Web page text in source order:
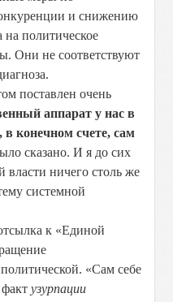
и снижению
на политическое
Они не соответствуют
поставлен очень
аппарат у нас в
конечном счете, сам
сказано. И я до сих
власти ничего столь же
системной
к «Единой
«Сам себе
фактузурпации